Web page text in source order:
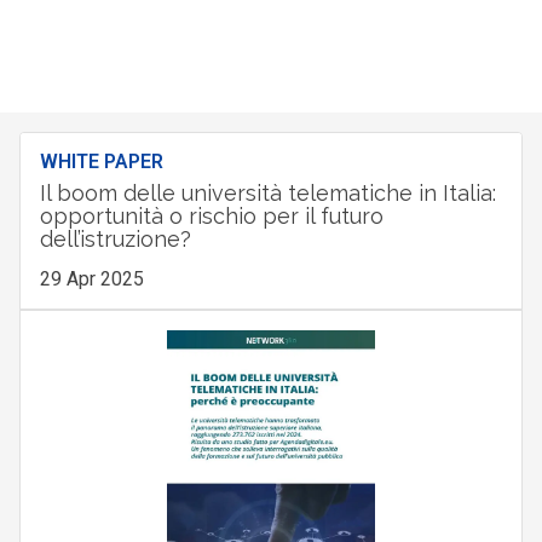
WHITE PAPER
Il boom delle università telematiche in Italia:
opportunità o rischio per il futuro
dell’istruzione?
29 Apr 2025